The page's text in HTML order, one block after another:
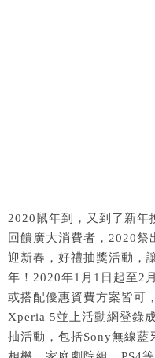
2020鼠年到，又到了新年
回饋廣大消費者，2020
迎新春，好禮抽獎活動，
年！2020年1月1日起至2
或搭配優惠資費方案皆可
Xperia 5並上活動網登錄
抽活動，包括Sony無線